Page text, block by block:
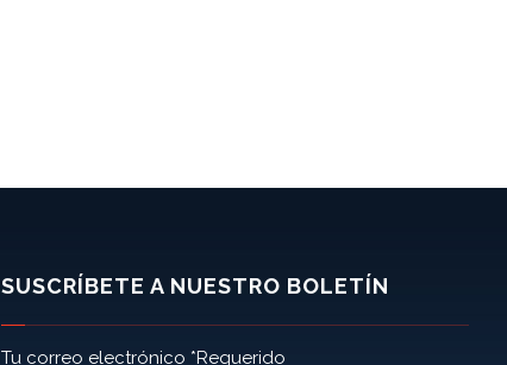
SUSCRÍBETE A NUESTRO BOLETÍN
Tu correo electrónico *Requerido